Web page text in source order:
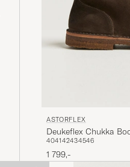
ASTORFLEX
Deukeflex Chukka
404142434546
1 799,-